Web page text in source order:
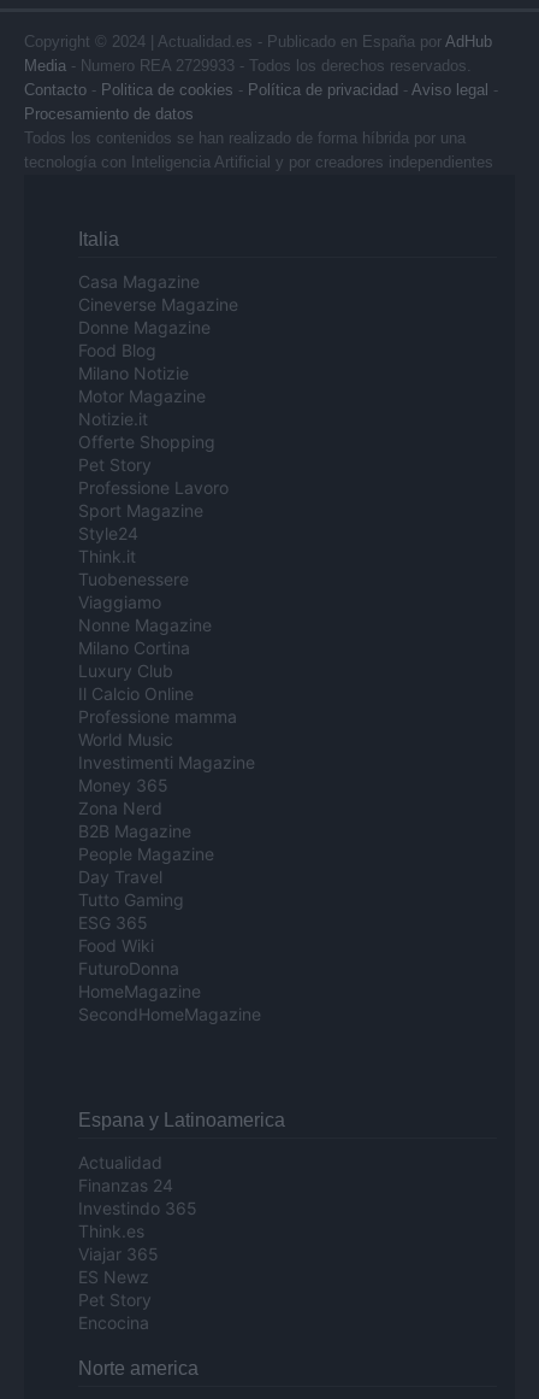
Copyright © 2024 | Actualidad.es - Publicado en España por AdHub
Media - Numero REA 2729933 - Todos los derechos reservados.
Contacto - Politica de cookies - Política de privacidad - Aviso legal -
Procesamiento de datos
Todos los contenidos se han realizado de forma híbrida por una
tecnología con Inteligencia Artificial y por creadores independientes
Italia
Casa Magazine
Cineverse Magazine
Donne Magazine
Food Blog
Milano Notizie
Motor Magazine
Notizie.it
Offerte Shopping
Pet Story
Professione Lavoro
Sport Magazine
Style24
Think.it
Tuobenessere
Viaggiamo
Nonne Magazine
Milano Cortina
Luxury Club
Il Calcio Online
Professione mamma
World Music
Investimenti Magazine
Money 365
Zona Nerd
B2B Magazine
People Magazine
Day Travel
Tutto Gaming
ESG 365
Food Wiki
FuturoDonna
HomeMagazine
SecondHomeMagazine
Espana y Latinoamerica
Actualidad
Finanzas 24
Investindo 365
Think.es
Viajar 365
ES Newz
Pet Story
Encocina
Norte america